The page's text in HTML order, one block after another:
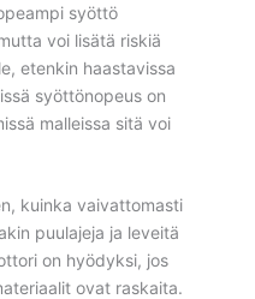
syöttö
voi lisätä riskiä
etenkin haastavissa
syöttönopeus on
malleissa sitä voi
kuinka vaivattomasti
puulajeja ja leveitä
on hyödyksi, jos
ovat raskaita.